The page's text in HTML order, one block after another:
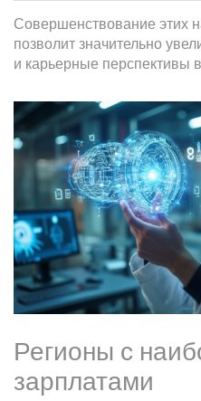
Совершенствование этих
позволит значительно
и карьерные перспективы в
Регионы с
зарплатами